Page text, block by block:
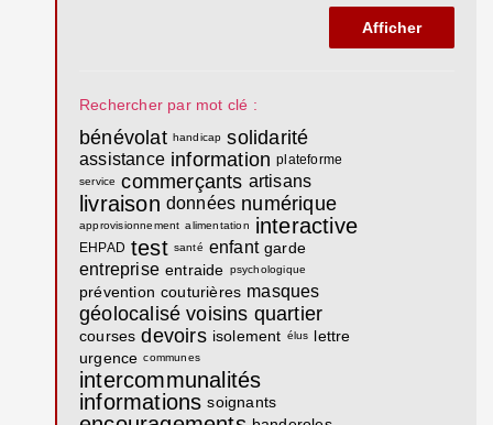
Rechercher par mot clé :
bénévolat handicap solidarité
assistance information plateforme
service commerçants artisans
livraison données numérique
approvisionnement alimentation interactive
EHPAD test santé enfant garde
entreprise entraide psychologique
prévention couturières masques
géolocalisé voisins quartier
courses devoirs isolement élus lettre
urgence communes
intercommunalités
informations soignants